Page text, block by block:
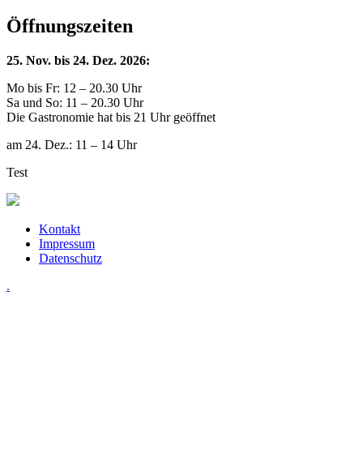
Öffnungszeiten
25. Nov. bis 24. Dez. 2026:
Mo bis Fr: 12 – 20.30 Uhr
Sa und So: 11 – 20.30 Uhr
Die Gastronomie hat bis 21 Uhr geöffnet
am 24. Dez.: 11 – 14 Uhr
Test
Kontakt
Impressum
Datenschutz
.